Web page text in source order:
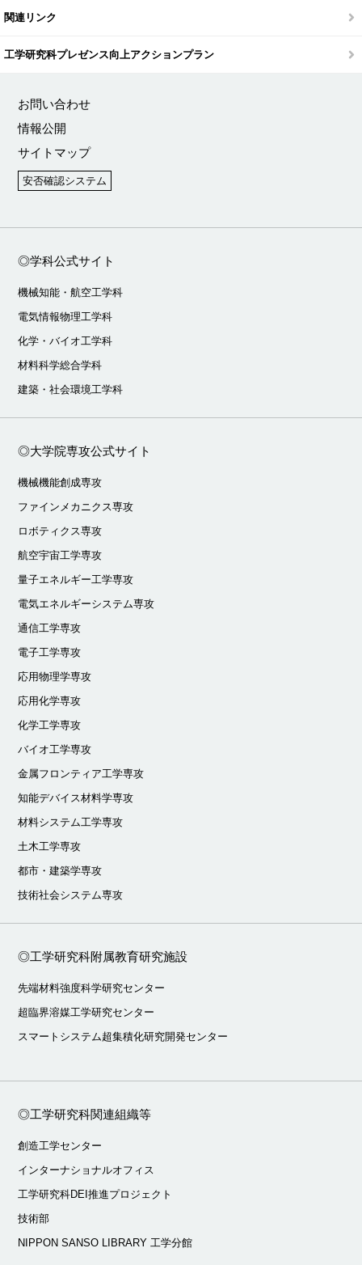
関連リンク
工学研究科プレゼンス向上アクションプラン
お問い合わせ
情報公開
サイトマップ
安否確認システム
◎学科公式サイト
機械知能・航空工学科
電気情報物理工学科
化学・バイオ工学科
材料科学総合学科
建築・社会環境工学科
◎大学院専攻公式サイト
機械機能創成専攻
ファインメカニクス専攻
ロボティクス専攻
航空宇宙工学専攻
量子エネルギー工学専攻
電気エネルギーシステム専攻
通信工学専攻
電子工学専攻
応用物理学専攻
応用化学専攻
化学工学専攻
バイオ工学専攻
金属フロンティア工学専攻
知能デバイス材料学専攻
材料システム工学専攻
土木工学専攻
都市・建築学専攻
技術社会システム専攻
◎工学研究科附属教育研究施設
先端材料強度科学研究センター
超臨界溶媒工学研究センター
スマートシステム超集積化研究開発センター
◎工学研究科関連組織等
創造工学センター
インターナショナルオフィス
工学研究科DEI推進プロジェクト
技術部
NIPPON SANSO LIBRARY 工学分館